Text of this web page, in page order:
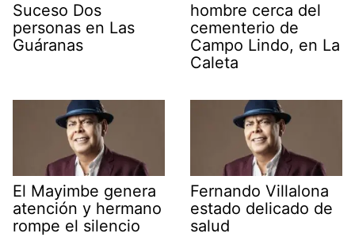
Suceso Dos
personas en Las
Guáranas
hombre cerca del
cementerio de
Campo Lindo, en La
Caleta
El Mayimbe genera
atención y hermano
rompe el silencio
Fernando Villalona
estado delicado de
salud